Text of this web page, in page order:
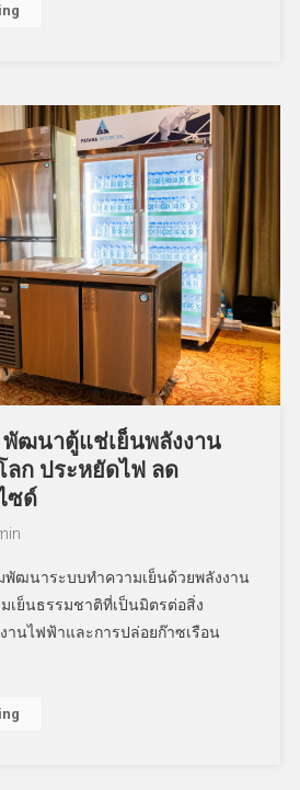
ฒนาตู้แช่เย็นพลังงาน
ลก ประหยัดไฟ ลด
ซด์
พัฒนาระบบทำความเย็นด้วยพลังงาน
เย็นธรรมชาติที่เป็นมิตรต่อสิ่ง
นไฟฟ้าและการปล่อยก๊าซเรือน